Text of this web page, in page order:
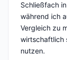
Schließfach
während ich
Vergleich zu
wirtschaftlich
nutzen.